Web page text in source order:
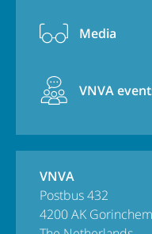
Media
VNVA
VNVA
Postbus 432
4200 AK Gorinchem